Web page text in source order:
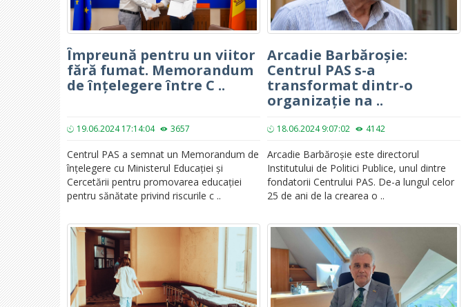
Împreună pentru un viitor
fără fumat. Memorandum
de înțelegere între C ..
19.06.2024 17:14:04 3657
Centrul PAS a semnat un Memorandum de
înțelegere cu Ministerul Educației și
Cercetării pentru promovarea educației
pentru sănătate privind riscurile c ..
Arcadie Barbăroșie:
Centrul PAS s-a
transformat dintr-o
organizație na ..
18.06.2024 9:07:02 4142
Arcadie Barbăroșie este directorul
Institutului de Politici Publice, unul dintre
fondatorii Centrului PAS. De-a lungul celor
25 de ani de la crearea o ..